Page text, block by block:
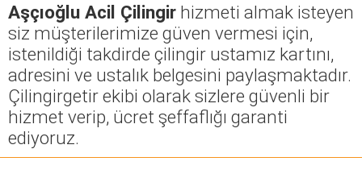
Aşçıoğlu Acil Çilingir hizmeti almak isteyen
siz müşterilerimize güven vermesi için,
istenildiği takdirde çilingir ustamız kartını,
adresini ve ustalık belgesini paylaşmaktadır.
Çilingirgetir ekibi olarak sizlere güvenli bir
hizmet verip, ücret şeffaflığı garanti
ediyoruz.